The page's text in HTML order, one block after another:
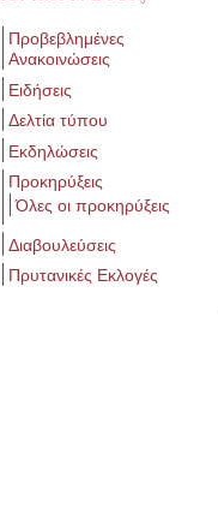
Προβεβλημένες
Ανακοινώσεις
Ειδήσεις
Δελτία τύπου
Εκδηλώσεις
Προκηρύξεις
Όλες οι προκηρύξεις
Διαβουλεύσεις
Πρυτανικές Εκλογές